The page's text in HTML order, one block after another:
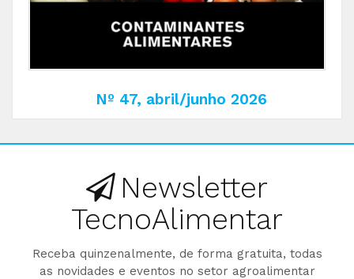
Nº 47, abril/junho 2026
Newsletter
TecnoAlimentar
Receba quinzenalmente, de forma gratuita, todas
as novidades e eventos no setor agroalimentar